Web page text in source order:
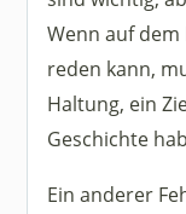
Wenn auf
reden kann,
Haltung, ein
Geschichte
Ein anderer